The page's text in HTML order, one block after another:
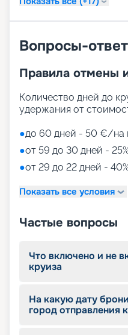
можно забронировать
посещения офиса. Мы
маршруты круизов на
описание кают, фото
путевки, обзоры
Вопросы-
Правила отмены
Количество дней до
удержания от
●до 60 дней - 50 €/на
●от 59 до 30 дней -
●от 29 до 22 дней -
Показать все условия
Частые вопросы
Что включено и не
круиза
На какую дату
город отправления